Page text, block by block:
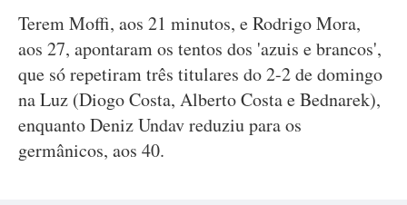
Terem Moffi, aos 21 minutos, e Rodrigo Mora,
aos 27, apontaram os tentos dos 'azuis e brancos',
que só repetiram três titulares do 2-2 de domingo
na Luz (Diogo Costa, Alberto Costa e Bednarek),
enquanto Deniz Undav reduziu para os
germânicos, aos 40.